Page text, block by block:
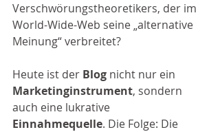
Verschwörungstheoretikers, der im
World-Wide-Web seine „alternative
Meinung“ verbreitet?
Heute ist der Blog nicht nur ein
Marketinginstrument, sondern
auch eine lukrative
Einnahmequelle. Die Folge: Die